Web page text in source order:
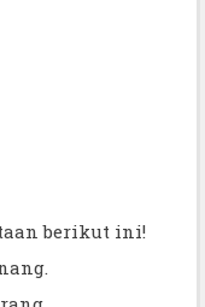
berikut ini!